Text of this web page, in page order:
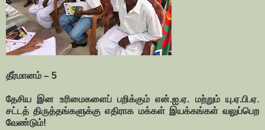
தீர்மானம் – 5
தேசிய இன உரிமைகளைப் பறிக்கும் என்.ஐ.ஏ. மற்றும் யு.ஏ.பி.ஏ.
சட்டத் திருத்தங்களுக்கு எதிராக மக்கள் இயக்கங்கள் வலுப்பெற
வேண்டும்!